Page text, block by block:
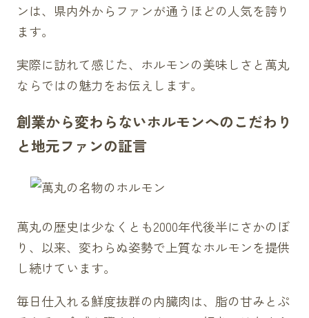
ンは、県内外からファンが通うほどの人気を誇り
ます。
実際に訪れて感じた、ホルモンの美味しさと萬丸
ならではの魅力をお伝えします。
創業から変わらないホルモンへのこだわり
と地元ファンの証言
萬丸の歴史は少なくとも2000年代後半にさかのぼ
り、以来、変わらぬ姿勢で上質なホルモンを提供
し続けています。
毎日仕入れる鮮度抜群の内臓肉は、脂の甘みとぷ